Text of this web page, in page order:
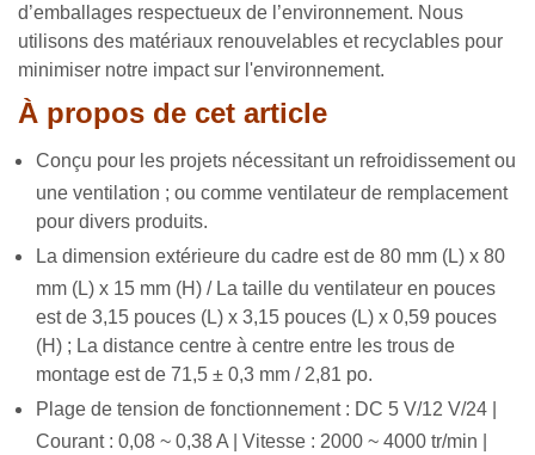
d’emballages respectueux de l’environnement. Nous
utilisons des matériaux renouvelables et recyclables pour
minimiser notre impact sur l'environnement.
À propos de cet article
Conçu pour les projets nécessitant un refroidissement ou
une ventilation ; ou comme ventilateur de remplacement
pour divers produits.
La dimension extérieure du cadre est de 80 mm (L) x 80
mm (L) x 15 mm (H) / La taille du ventilateur en pouces
est de 3,15 pouces (L) x 3,15 pouces (L) x 0,59 pouces
(H) ; La distance centre à centre entre les trous de
montage est de 71,5 ± 0,3 mm / 2,81 po.
Plage de tension de fonctionnement : DC 5 V/12 V/24 |
Courant : 0,08 ~ 0,38 A | Vitesse : 2000 ~ 4000 tr/min |